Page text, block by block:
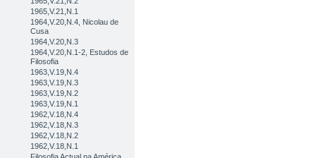
1965,V.21,N.1
1964,V.20,N.4, Nicolau de
Cusa
1964,V.20,N.3
1964,V.20,N.1-2, Estudos de
Filosofia
1963,V.19,N.4
1963,V.19,N.3
1963,V.19,N.2
1963,V.19,N.1
1962,V.18,N.4
1962,V.18,N.3
1962,V.18,N.2
1962,V.18,N.1